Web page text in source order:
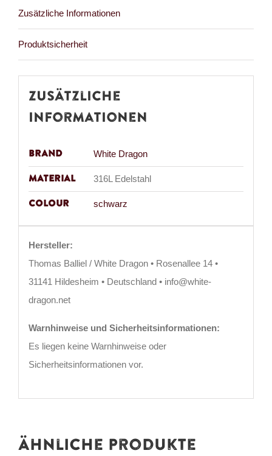
Zusätzliche Informationen
Produktsicherheit
Zusätzliche
Informationen
Brand White Dragon
Material 316L Edelstahl
Colour schwarz
Hersteller:
Thomas Balliel / White Dragon • Rosenallee 14 •
31141 Hildesheim • Deutschland • info@white-
dragon.net
Warnhinweise und Sicherheitsinformationen:
Es liegen keine Warnhinweise oder
Sicherheitsinformationen vor.
Ähnliche Produkte